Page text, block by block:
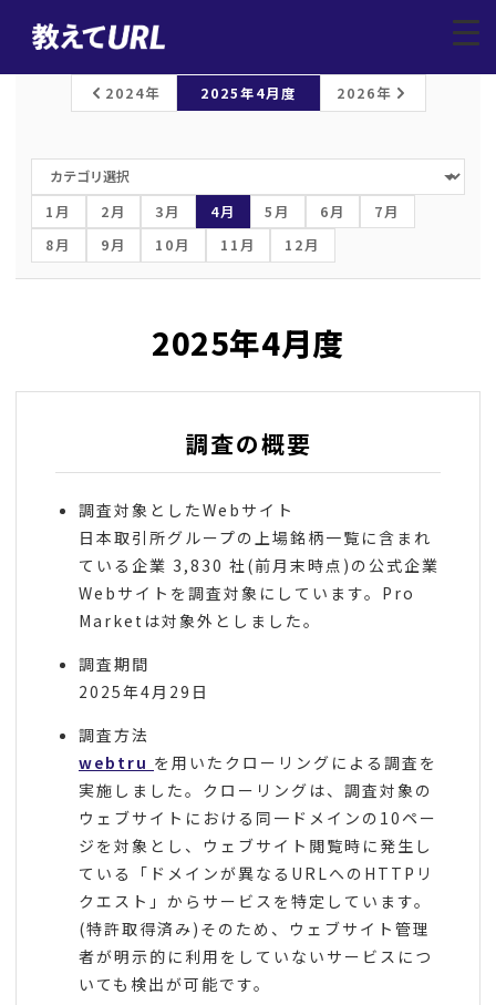
レポートトップ/上場企業調査
2024年 2025年4月度 2026年
1月 2月 3月 4月 5月 6月
7月
8月
9月 10月 11月 12月
2025年4月度
調査の概要
調査対象としたWebサイト
日本取引所グループの上場銘柄一覧に含まれ
ている企業 3,830 社(前月末時点)の公式企業
Webサイトを調査対象にしています。Pro
Marketは対象外としました。
調査期間
2025年4月29日
調査方法
webtru を用いたクローリングによる調査を
実施しました。クローリングは、調査対象の
ウェブサイトにおける同一ドメインの10ペー
ジを対象とし、ウェブサイト閲覧時に発生し
ている「ドメインが異なるURLへのHTTPリ
クエスト」からサービスを特定しています。
(特許取得済み)そのため、ウェブサイト管理
者が明示的に利用をしていないサービスにつ
いても検出が可能です。